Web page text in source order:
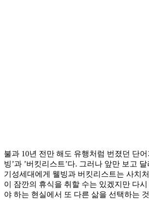
불과 10년 전만 해도 유행처럼 번졌던 단어
빙’과 ’버킷리스트’다. 그러나 앞만 보고
기성세대에게 웰빙과 버킷리스트는 사치
이 잠깐의 휴식을 취할 수는 있겠지만 다
야 하는 현실에서 또 다른 삶을 선택하는